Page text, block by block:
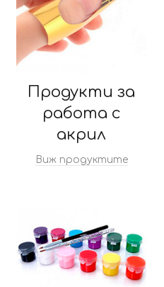
Продукти за
работа с
акрил
Виж продуктите